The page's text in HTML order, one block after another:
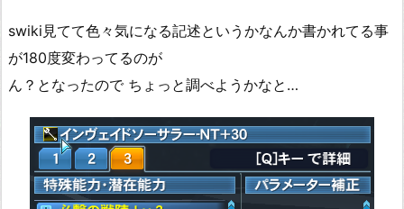
swiki見てて色々気になる記述というかなんか書かれてる事
が180度変わってるのが
ん？となったので ちょっと調べようかなと…